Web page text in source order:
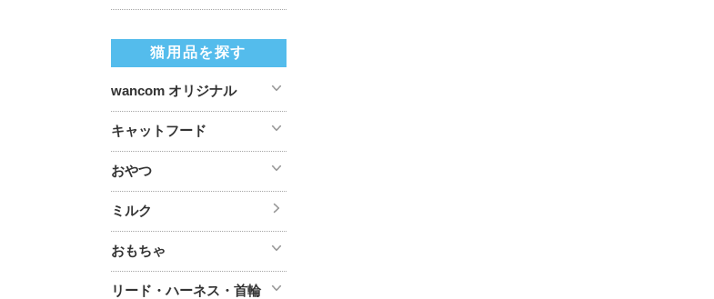
猫用品を探す
wancom オリジナル
キャットフード
おやつ
ミルク
おもちゃ
リード・ハーネス・首輪